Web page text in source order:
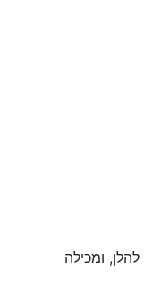
המוצגים להלן, ומכילה